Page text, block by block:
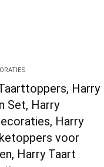
Harry
Set, Harry
Harry
voor
Harry Taart